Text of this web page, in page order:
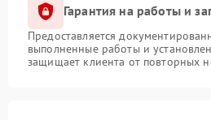
Гарантия на работы и
Предоставляется
выполненные работы и
защищает клиента от повторных